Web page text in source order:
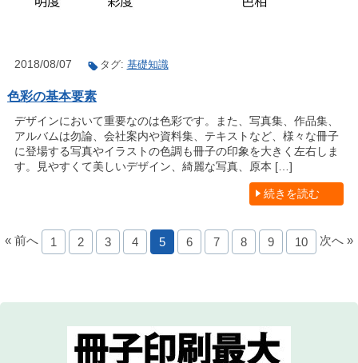
2018/08/07 タグ: 基礎知識
色彩の基本要素
デザインにおいて重要なのは色彩です。また、写真集、作品集、
アルバムは勿論、会社案内や資料集、テキストなど、様々な冊子
に登場する写真やイラストの色調も冊子の印象を大きく左右しま
す。見やすくて美しいデザイン、綺麗な写真、原本 […]
続きを読む
« 前へ 1 2 3 4 5 6 7 8 9 10 次へ »